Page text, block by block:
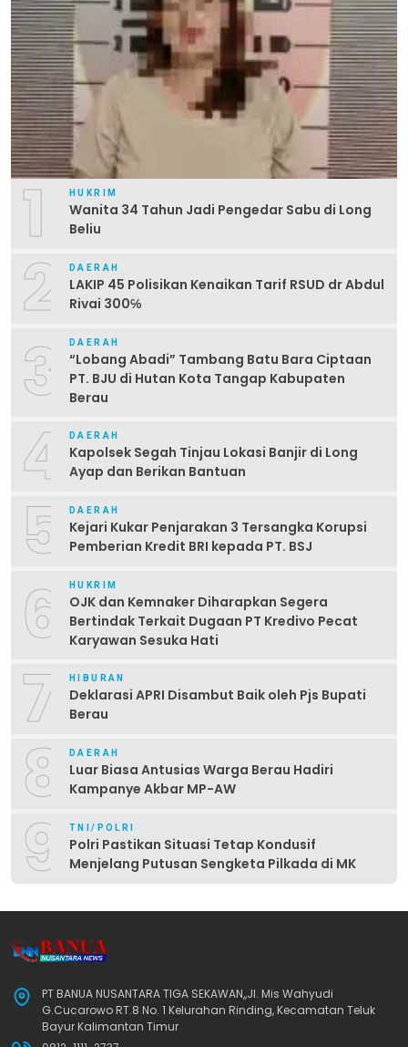
1 HUKRIM
Wanita 34 Tahun Jadi Pengedar Sabu di Long
Beliu
2 DAERAH
LAKIP 45 Polisikan Kenaikan Tarif RSUD dr Abdul
Rivai 300℅
3 DAERAH
“Lobang Abadi” Tambang Batu Bara Ciptaan
PT. BJU di Hutan Kota Tangap Kabupaten
Berau
4 DAERAH
Kapolsek Segah Tinjau Lokasi Banjir di Long
Ayap dan Berikan Bantuan
5 DAERAH
Kejari Kukar Penjarakan 3 Tersangka Korupsi
Pemberian Kredit BRI kepada PT. BSJ
6 HUKRIM
OJK dan Kemnaker Diharapkan Segera
Bertindak Terkait Dugaan PT Kredivo Pecat
Karyawan Sesuka Hati
7 HIBURAN
Deklarasi APRI Disambut Baik oleh Pjs Bupati
Berau
8 DAERAH
Luar Biasa Antusias Warga Berau Hadiri
Kampanye Akbar MP-AW
9 TNI/POLRI
Polri Pastikan Situasi Tetap Kondusif
Menjelang Putusan Sengketa Pilkada di MK
PT BANUA NUSANTARA TIGA SEKAWAN,,Jl. Mis Wahyudi
G.Cucarowo RT.8 No. 1 Kelurahan Rinding, Kecamatan Teluk
Bayur Kalimantan Timur